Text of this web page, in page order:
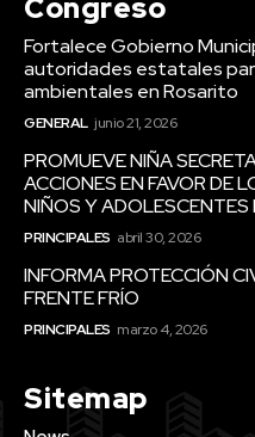
Congreso
Fortalece Gobierno
autoridades estatales
ambientales en Rosarito
GENERAL junio 21, 2026
PROMUEVE NIÑA
ACCIONES EN FAVOR DE
NIÑOS Y
PRINCIPALES abril 30, 2026
INFORMA PROTECCIÓN
FRENTE FRÍO
PRINCIPALES marzo 4, 2026
Sitemap